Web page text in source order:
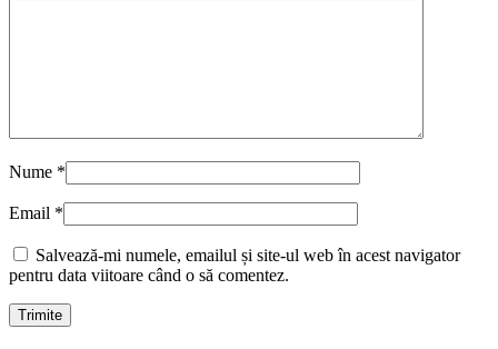
Nume *
Email *
Salvează-mi numele, emailul și site-ul web în acest navigator
pentru data viitoare când o să comentez.